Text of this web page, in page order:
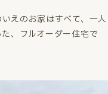
いえのお家はすべて、一人
、フルオーダー住宅で